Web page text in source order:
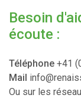
Besoin
écoute :
Téléphone +41
Mail
Ou sur les